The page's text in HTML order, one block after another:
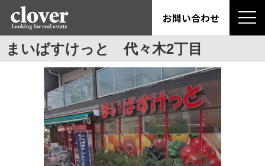
お問い合わせ
まいばすけっと 代々木2丁目